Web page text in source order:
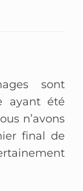
sont
ayant été
n’avons
final de